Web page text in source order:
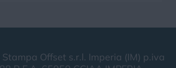
Offset s.r.l. Imperia (IM) p.iva